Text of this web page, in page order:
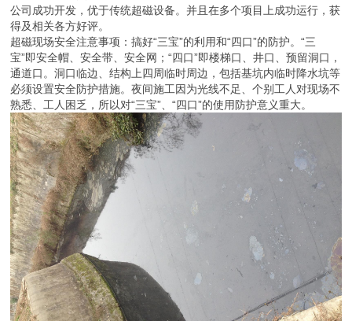
成都源蓉科技有限公司超磁技术优势如下：
（一）净化速度快，占地面积少
1、工艺流程短。从进水到出水，整个处理过程用时6min。
2、系统占地比传统沉淀过滤工艺少2/3以上。
3、在同等占地条件下，处理水量远大于斜管沉淀、高密澄清、滤布
滤池等工艺。
4、超磁系统出泥浓度高，脱水前不需要浓缩处理。
（二）项目总投资省，施工周期短
超磁取代沉淀池、过滤池，系统高度集成，可移动集装箱式。大量节
省占地，构筑物少，总投资低，项目建设工期短，见效快。从设备加
工到现场正常运行一般不超过2个月。
（三）操作维护工作量小，安全性高
1、固液分离快速完成，污泥不会沉积，不会堵塞，无需反冲洗，无
需清渣，操作人员劳动强度低。